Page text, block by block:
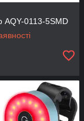
AQY-0113-5SMD